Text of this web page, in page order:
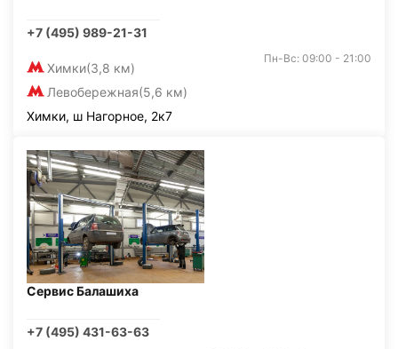
+7 (495) 989-21-31
Химки(3,8 км)
Левобережная(5,6 км)
Пн-Вс: 09:00 - 21:00
Химки, ш Нагорное, 2к7
Сервис Балашиха
+7 (495) 431-63-63